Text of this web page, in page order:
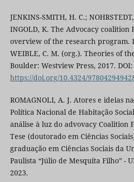
JENKINS-SMITH, H. C.;
INGOLD, K. The Advocacy coalition
overview of the research program.
WEIBLE, C. M. (org.). Theories of
Boulder: Westview Press, 2017. DOI:
https://doi.org/10.4324/
ROMAGNOLI, A. J. Atores e ideias
Política Nacional de Habitação
análise à luz do advovacy Coalition
Tese (doutorado em Ciências
graduação em Ciências Sociais da
Paulista “Júlio de Mesquita Filho” -
2023.